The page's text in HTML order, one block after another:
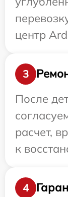
центр
3
После
расчет,
к
4